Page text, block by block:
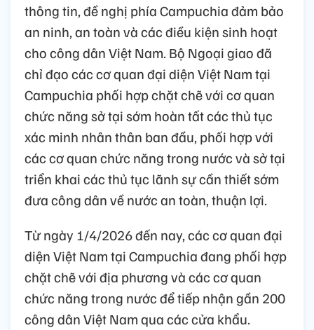
thông tin, đề nghị phía Campuchia đảm bảo
an ninh, an toàn và các điều kiện sinh hoạt
cho công dân Việt Nam. Bộ Ngoại giao đã
chỉ đạo các cơ quan đại diện Việt Nam tại
Campuchia phối hợp chặt chẽ với cơ quan
chức năng sở tại sớm hoàn tất các thủ tục
xác minh nhân thân ban đầu, phối hợp với
các cơ quan chức năng trong nước và sở tại
triển khai các thủ tục lãnh sự cần thiết sớm
đưa công dân về nước an toàn, thuận lợi.
Từ ngày 1/4/2026 đến nay, các cơ quan đại
diện Việt Nam tại Campuchia đang phối hợp
chặt chẽ với địa phương và các cơ quan
chức năng trong nước để tiếp nhận gần 200
công dân Việt Nam qua các cửa khẩu.